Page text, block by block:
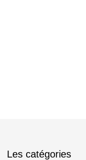
Les catégories